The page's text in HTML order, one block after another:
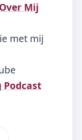
Over Mij
met mij